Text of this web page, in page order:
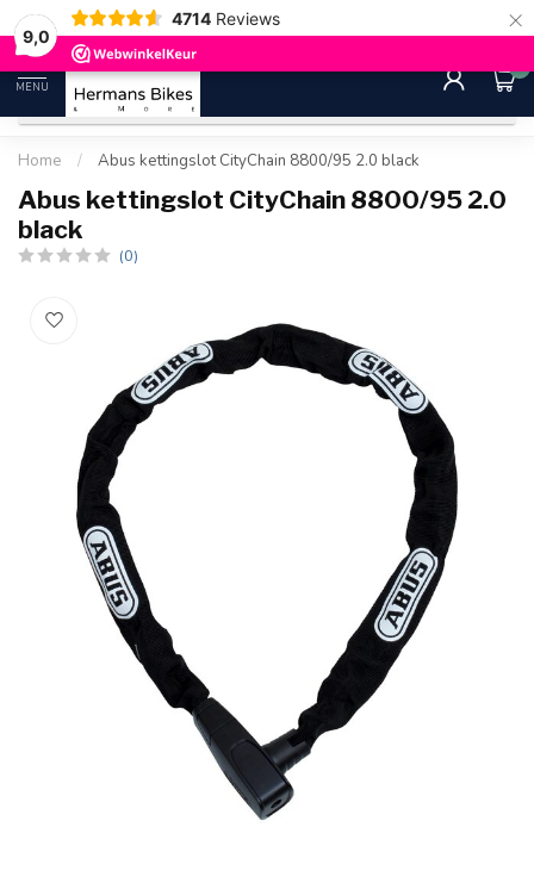
9,0
4714 Reviews ×
30 dagen bedenktijd Gratis
MENU
0
Home / Abus kettingslot CityChain 8800/95 2.0 black
Abus kettingslot CityChain 8800/95 2.0
black
(0)